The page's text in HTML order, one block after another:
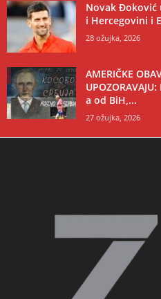
Novak Đoković
i Hercegovini i
28 ožujka, 2026
AMERIČKE
a od BiH,...
27 ožujka, 2026